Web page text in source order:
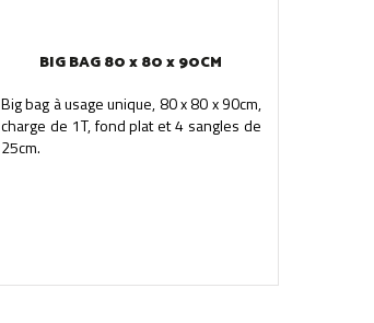
BIG BAG 80 x 80 x 90CM
Big bag à usage unique, 80 x 80 x 90cm,
charge de 1T, fond plat et 4 sangles de
25cm.